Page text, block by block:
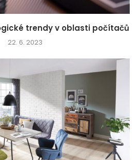
trendy v oblasti počítačů
22. 6. 2023